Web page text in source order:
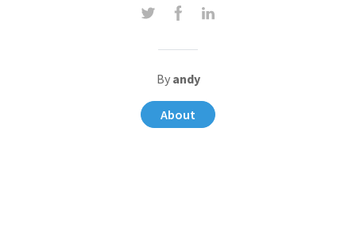
By andy
About